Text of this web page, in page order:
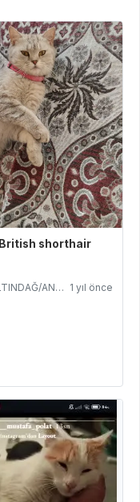
British shorthair
📍 ALTINDAĞ/ANKARA 1 yıl önce